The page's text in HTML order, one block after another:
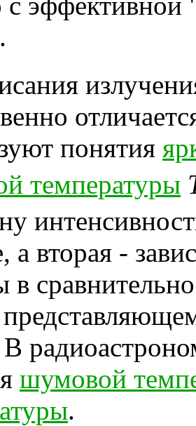
.
понятия
температуры
а вторая -
в
В
шумовой
.